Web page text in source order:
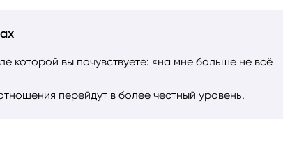
которой вы почувствуете: «на мне больше не всё
перейдут в более честный уровень.